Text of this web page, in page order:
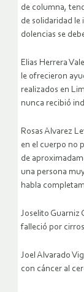
de columna,
de solidaridad
dolencias se
Elias Herrera
le ofrecieron
realizados en
nunca recibió
Rosas Alvarez
en el cuerpo no
de
una persona
habla
Joselito Guarniz
falleció por
Joel Alvarado
con cáncer al